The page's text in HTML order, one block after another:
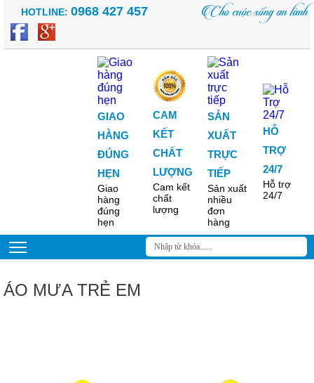
HOTLINE: 0968 427 457 Cho cuộc sống an lành
GIAO
HÀNG
ĐÚNG
HẸN
Giao
hàng
đúng
hẹn
CAM
KẾT
CHẤT
LƯỢNG
Cam kết
chất
lượng
SẢN
XUẤT
TRỰC
TIẾP
Sản xuất
nhiều
đơn
hàng
HỖ
TRỢ
24/7
Hỗ trợ
24/7
ÁO MƯA TRẺ EM